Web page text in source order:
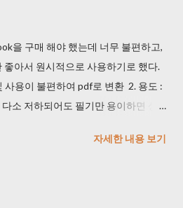
을 구매 해야 했는데 너무 불편하고,
좋아서 원시적으로 사용하기로 했다.
사용이 불편하여 pdf로 변환 2. 용도 :
소 저하되어도 필기만 용이하면 상
안 되는 것을 확인했다. (사실 개인 사
자세한 내용 보기